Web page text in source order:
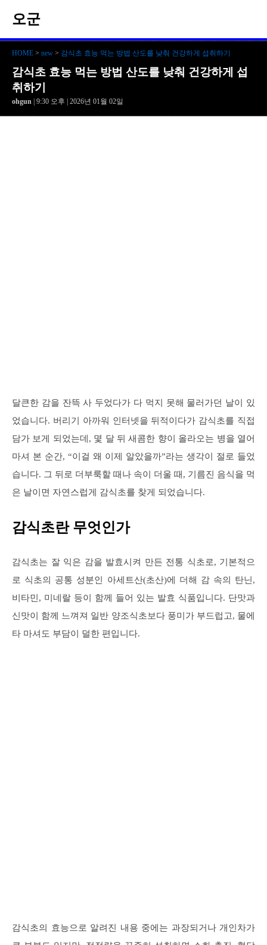
오군
HOME > new > 감식초 효능 먹는 방법 산도를 낮춰 건강하게 섭취하기
감식초 효능 먹는 방법 산도를 낮춰 건강하게 섭
취하기
ohgun | 9:30 오후 | 2026년 01월 02일
달큰한 감을 잔뜩 사 두었다가 다 먹지 못해 물러가던 날이 있
었습니다. 버리기 아까워 인터넷을 뒤적이다가 감식초를 직접
담가 보게 되었는데, 몇 달 뒤 새콤한 향이 올라오는 병을 열어
마셔 본 순간, “이걸 왜 이제 알았을까”라는 생각이 절로 들었
습니다. 그 뒤로 더부룩할 때나 속이 더울 때, 기름진 음식을 먹
은 날이면 자연스럽게 감식초를 찾게 되었습니다.
감식초란 무엇인가
감식초는 잘 익은 감을 발효시켜 만든 전통 식초로, 기본적으
로 식초의 공통 성분인 아세트산(초산)에 더해 감 속의 탄닌,
비타민, 미네랄 등이 함께 들어 있는 발효 식품입니다. 단맛과
신맛이 함께 느껴져 일반 양조식초보다 풍미가 부드럽고, 물에
타 마셔도 부담이 덜한 편입니다.
감식초의 효능으로 알려진 내용 중에는 과장되거나 개인차가